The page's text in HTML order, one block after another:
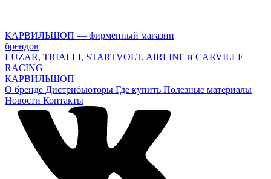
КАРВИЛЬШОП — фирменный магазин
брендов
LUZAR, TRIALLI, STARTVOLT, AIRLINE и CARVILLE
RACING
КАРВИЛЬШОП
О бренде Дистрибьюторы Где купить Полезные материалы
Новости Контакты